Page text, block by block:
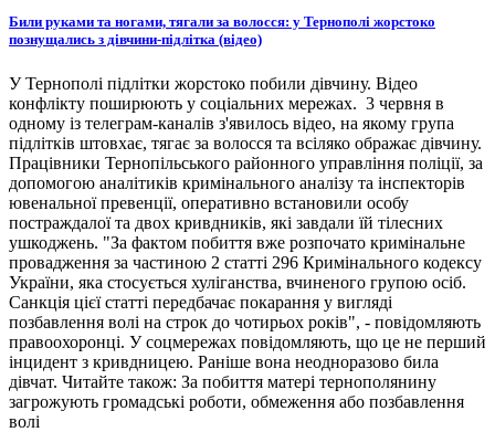
Били руками та ногами, тягали за волосся: у Тернополі жорстоко
познущались з дівчини-підлітка (відео)
У Тернополі підлітки жорстоко побили дівчину. Відео
конфлікту поширюють у соціальних мережах. 3 червня в
одному із телеграм-каналів з'явилось відео, на якому група
підлітків штовхає, тягає за волосся та всіляко ображає дівчину.
Працівники Тернопільського районного управління поліції, за
допомогою аналітиків кримінального аналізу та інспекторів
ювенальної превенції, оперативно встановили особу
постраждалої та двох кривдників, які завдали їй тілесних
ушкоджень. "За фактом побиття вже розпочато кримінальне
провадження за частиною 2 статті 296 Кримінального кодексу
України, яка стосується хуліганства, вчиненого групою осіб.
Санкція цієї статті передбачає покарання у вигляді
позбавлення волі на строк до чотирьох років", - повідомляють
правоохоронці. У соцмережах повідомляють, що це не перший
інцидент з кривдницею. Раніше вона неодноразово била
дівчат. Читайте також: За побиття матері тернополянину
загрожують громадські роботи, обмеження або позбавлення
волі